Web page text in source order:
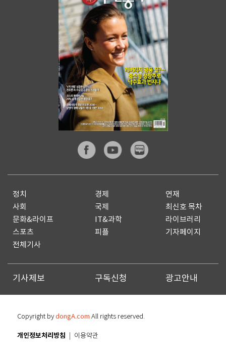
정치 경제
연재
사회
국제
최신호 목차
문화&라이프
IT&과학
라이브러리
스포츠
피플
기자페이지
전체기사
기사제보 구독신청 광고안내
Copyright bydongA.com All rights reserved.
개인정보처리방침 이용약관